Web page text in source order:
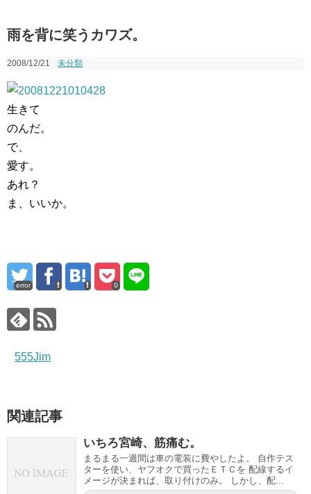
雨を背に笑うカワズ。
2008/12/21 未分類
生きて
のんだ。
で、
愛す。
あれ？
ま、いいか。
error 0
555Jim
関連記事
いちろ宮崎、筋痛む。
まるまる一週間は車の電装に費やしたよ。 自作テス
ターを使い、ヤフオクで買ったＥＴＣを 配線するイ
メージが決まれば、取り付けのみ。 しかし、配...